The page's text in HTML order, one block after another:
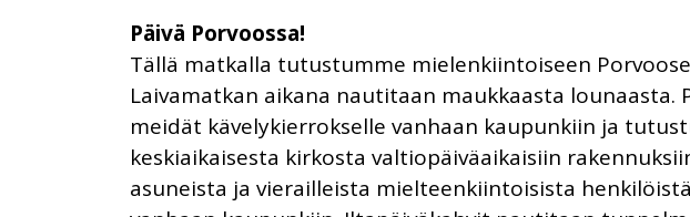
Päivä Porvoossa!
Tällä matkalla tutustumme mielenkiintoiseen
Laivamatkan aikana nautitaan maukkaasta
meidät kävelykierrokselle vanhaan kaupunkiin ja
keskiaikaisesta kirkosta valtiopäiväaikaisiin
asuneista ja vierailleista mielteenkiintoisista